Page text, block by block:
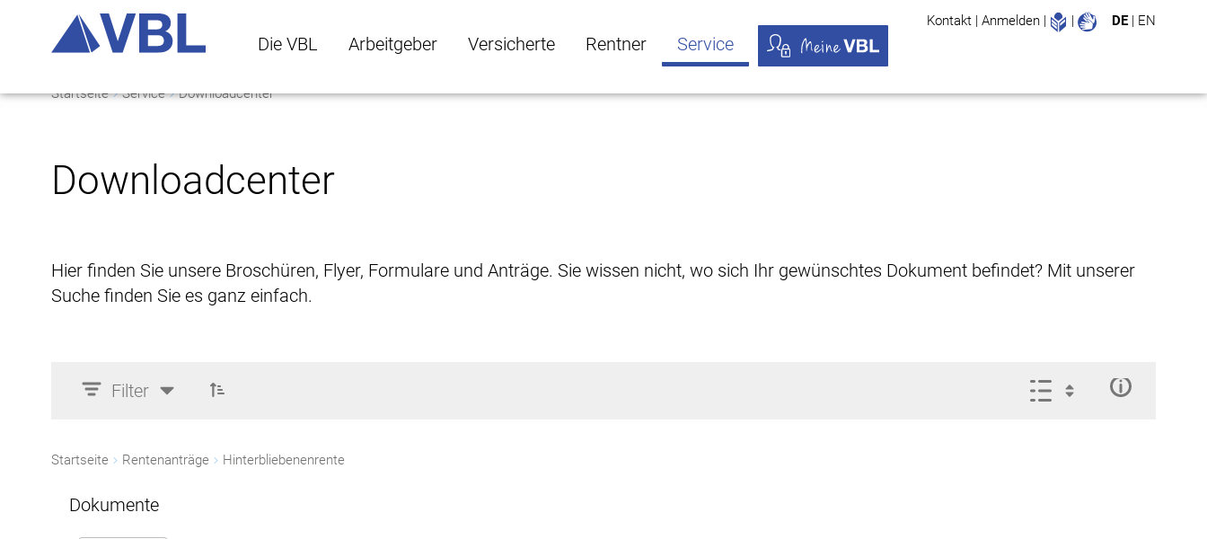
Die VBL Arbeitgeber Versicherte Rentner Service
Kontakt | Anmelden | Leichte Sprache
| DE | EN
Startseite Service Downloadcenter
Downloadcenter
Hier finden Sie unsere Broschüren, Flyer, Formulare und Anträge. Sie wissen nicht, wo sich Ihr gewünschtes Dokument befindet? Mit unserer
Suche finden Sie es ganz einfach.
Filter
Startseite Rentenanträge Hinterbliebenenrente
Dokumente